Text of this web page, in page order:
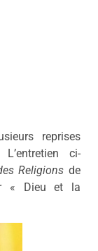
reprises
ci-
Religions de
« Dieu et la